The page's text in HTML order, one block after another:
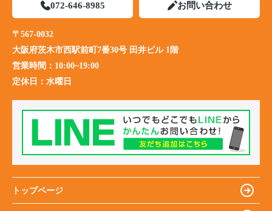
072-646-8985 お問い合わせ
〒567-0032
大阪府茨木市西駅前町7番30号 田井ビル 1階
営業時間： 10:00~19:00
定休日： 水曜日
トップページ